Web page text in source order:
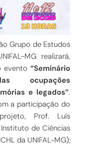
Grupo de Estudos
MG realizará,
evento“Seminário
ocupações
e legados”.
a participação do
Prof. Luís
de Ciências
da UNIFAL-MG);